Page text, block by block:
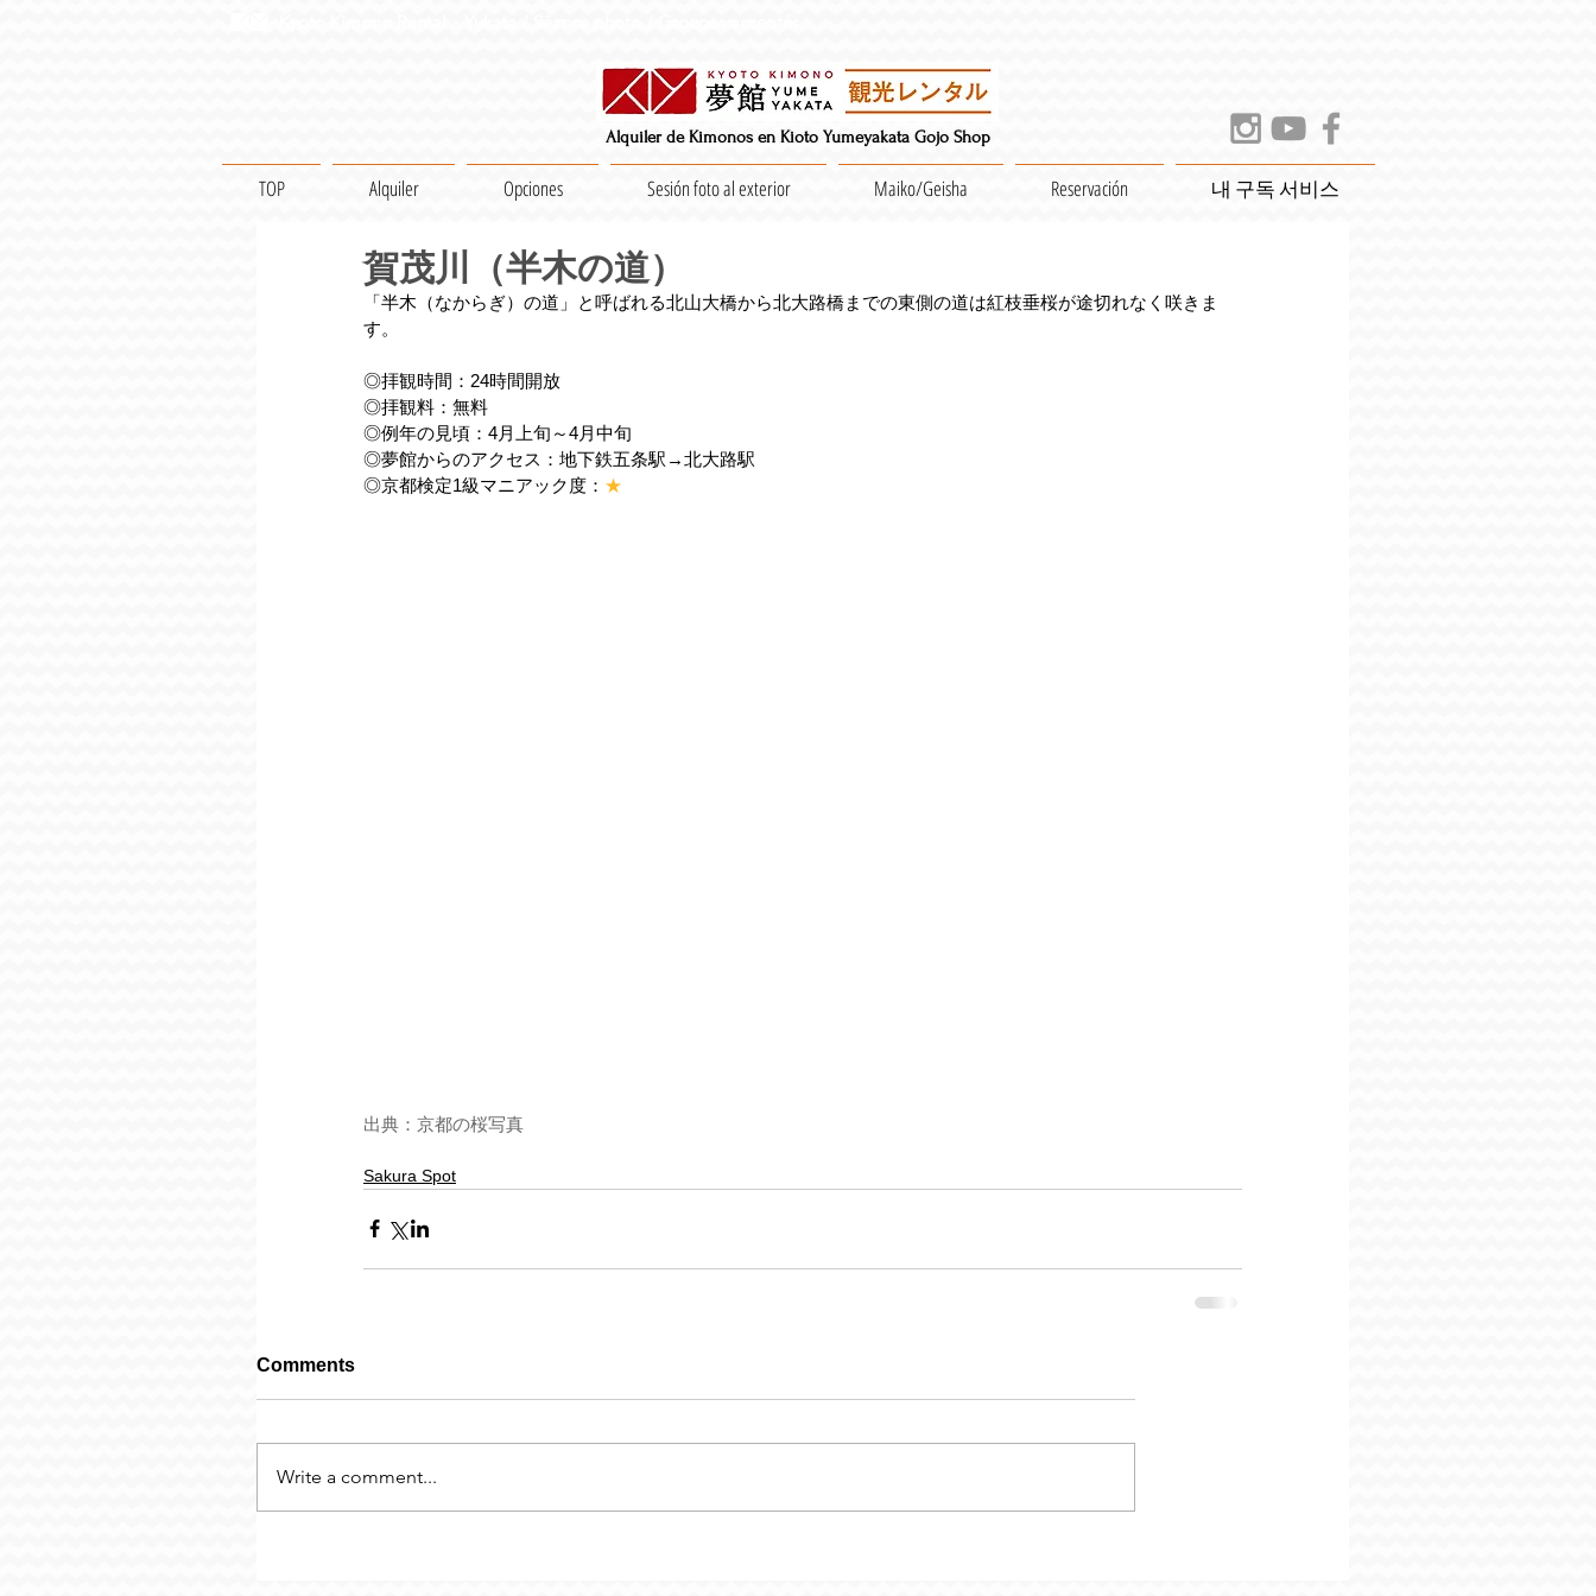
Alquiler de Kimonos en Kioto Yumeyakata Gojo Shop
TOP Alquiler Opciones Sesión foto al exterior Maiko/Geisha Reservación 내 구독 서비스
賀茂川（半木の道）
「半木（なからぎ）の道」と呼ばれる北山大橋から北大路橋までの東側の道は紅枝垂桜が途切れなく咲きま
す。
◎拝観時間：24時間開放
◎拝観料：無料
◎例年の見頃：4月上旬～4月中旬﻿
◎夢館からのアクセス：地下鉄五条駅→北大路駅
◎京都検定1級マニアック度： ★
出典： 京都の桜写真
Sakura Spot
Comments
Write a comment...